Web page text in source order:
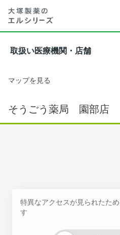
取扱い医療機関・店舗
マップを見る
そうごう薬局 園部店
特異なアクセスが見られたた
す